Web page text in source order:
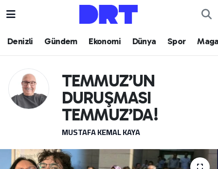
Denizli Gündem Ekonomi Dünya Spor
TEMMUZ’UN
DURUŞMASI
TEMMUZ’DA!
MUSTAFA KEMAL KAYA
Denizli
Ekonomi
Dünya
Magazin
Hava Durumu
Puan Durumu ve Fikstür
Tüm Manşetler
Son Dakika Haberleri
Haber Arşivi